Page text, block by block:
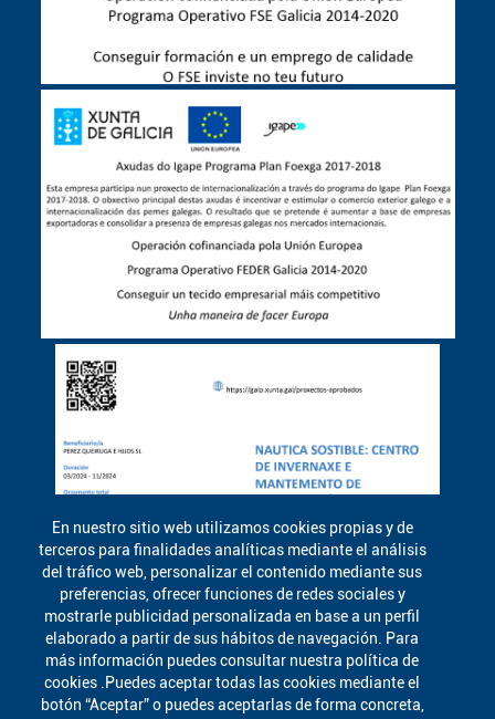
En nuestro sitio web utilizamos cookies propias y de
terceros para finalidades analíticas mediante el análisis
del tráfico web, personalizar el contenido mediante sus
preferencias, ofrecer funciones de redes sociales y
mostrarle publicidad personalizada en base a un perfil
elaborado a partir de sus hábitos de navegación. Para
más información puedes consultar nuestra política de
cookies .Puedes aceptar todas las cookies mediante el
botón “Aceptar” o puedes aceptarlas de forma concreta,